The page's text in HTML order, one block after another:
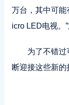
万台，其中可能
icro LED电视。”
为了不错过
断迎接这些新的